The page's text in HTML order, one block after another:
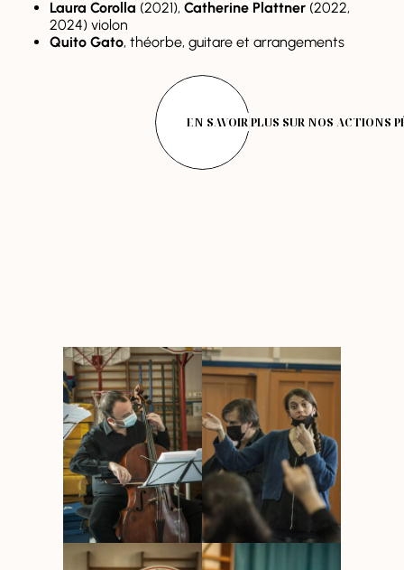
Laura Corolla (2021), Catherine Plattner (2022,
2024) violon
Quito Gato, théorbe, guitare et arrangements
EN SAVOIR PLUS SUR NOS ACTIONS